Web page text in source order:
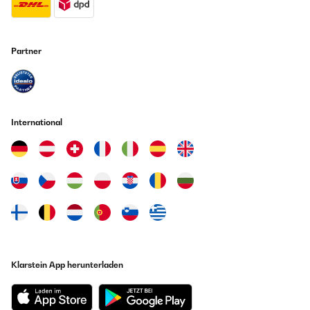
Ideal for one person
Amazon Benutzer – Bewertung durch Chal-Tec GmbH nicht
Übersetzen
Übersetzen
qui n'en mangeait plus depuis des années car trop grassesGrand
pour 4 personnes sans problème, super pour faire réchauffer des
nems et des samoussas sans huileTempérature réglable avec ses
Partner
International
Klarstein App herunterladen